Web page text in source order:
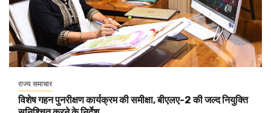
राज्य समाचार
विशेष गहन पुनरीक्षण कार्यक्रम की समीक्षा, बीएलए-2 की जल्द नियुक्ति